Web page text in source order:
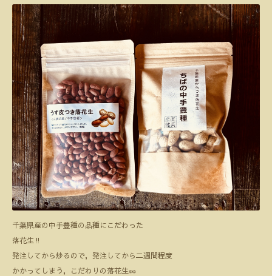
千葉県産の中手豊種の品種にこだわった
落花生‼️
発注してから炒るので，発注してから二週間程度
かかってしまう，こだわりの落花生🥜